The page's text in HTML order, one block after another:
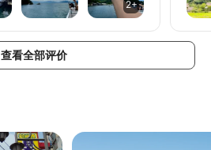
2+
查看全部评价